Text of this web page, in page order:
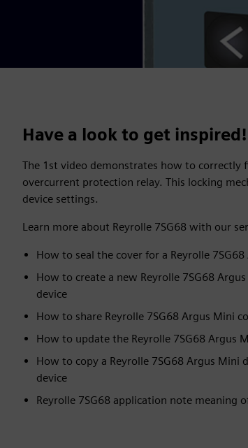
Have a look to get inspired!
The 1st video demonstrates how to correctly
overcurrent protection relay. This locking
device settings.
Learn more about Reyrolle 7SG68 with our
How to seal the cover for a Reyrolle
How to create a new Reyrolle 7SG68
device
How to share Reyrolle 7SG68 Argus Mini
How to update the Reyrolle 7SG68 Argus
How to copy a Reyrolle 7SG68 Argus
device
Reyrolle 7SG68 application note meaning